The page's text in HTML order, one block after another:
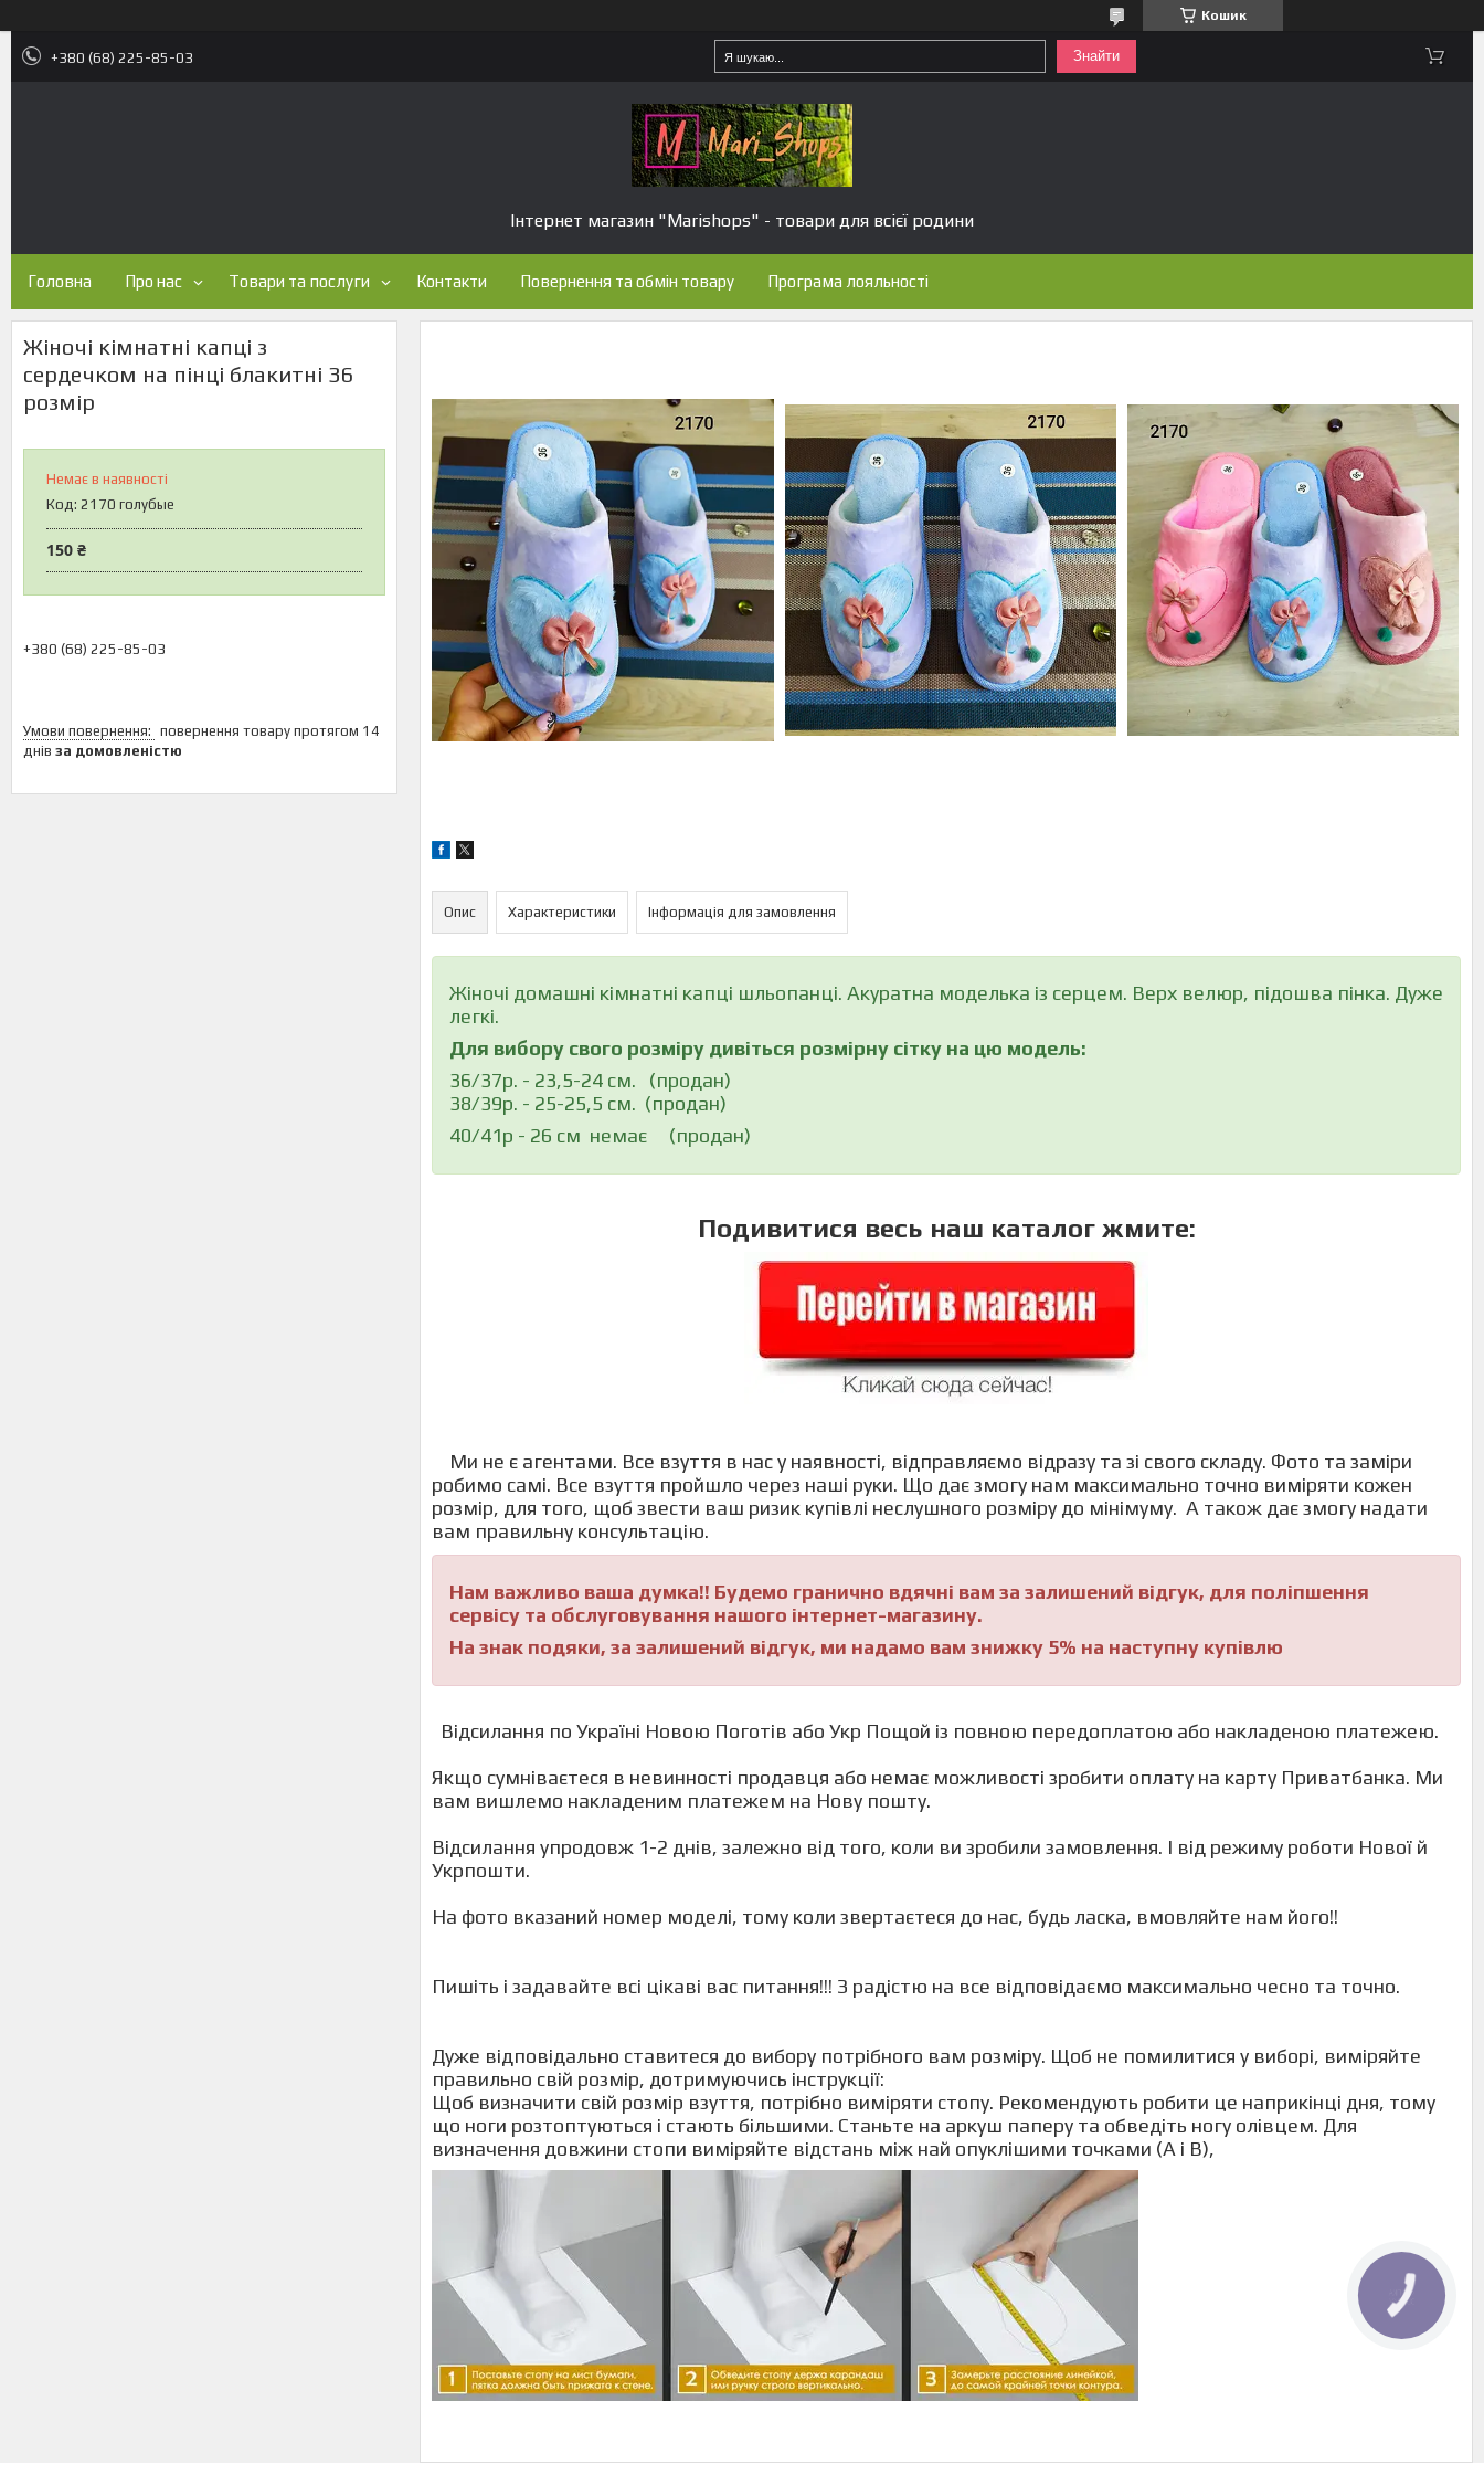
Кошик
+380 (68) 225-85-03 Знайти
Інтернет магазин "Marishops" - товари для всієї родини
Головна Про нас Товари та послуги Контакти Повернення та обмін товару Програма лояльності
Жіночі кімнатні капці з
сердечком на пінці блакитні 36
розмір
Немає в наявності
Код: 2170 голубые
150 ₴
+380 (68) 225-85-03
повернення товару протягом 14
днів за домовленістю
Опис Характеристики Інформація для замовлення
Жіночі домашні кімнатні капці шльопанці. Акуратна моделька із серцем. Верх велюр, підошва пінка. Дуже
легкі.
Для вибору свого розміру дивіться розмірну сітку на цю модель:
36/37р. - 23,5-24 см.
(продан)
38/39р. - 25-25,5 см. (продан)
40/41р - 26 см немає (продан)
Подивитися весь наш каталог жмите:
Ми не є агентами. Все взуття в нас у наявності, відправляємо відразу та зі свого складу. Фото та заміри
робимо самі. Все взуття пройшло через наші руки. Що дає змогу нам максимально точно виміряти кожен
розмір, для того, щоб звести ваш ризик купівлі неслушного розміру до мінімуму. А також дає змогу надати
вам правильну консультацію.
Нам важливо ваша думка!! Будемо гранично вдячні вам за залишений відгук, для поліпшення
сервісу та обслуговування нашого інтернет-магазину.
На знак подяки, за залишений відгук, ми надамо вам знижку 5% на наступну купівлю
Відсилання по Україні Новою Поготів або Укр Пощой із повною передоплатою або накладеною платежею.
Якщо сумніваєтеся в невинності продавця або немає можливості зробити оплату на карту Приватбанка. Ми
вам вишлемо накладеним платежем на Нову пошту.
Відсилання упродовж 1-2 днів, залежно від того, коли ви зробили замовлення. І від режиму роботи Нової й
Укрпошти.
На фото вказаний номер моделі, тому коли звертаєтеся до нас, будь ласка, вмовляйте нам його!!
Пишіть і задавайте всі цікаві вас питання!!! З радістю на все відповідаємо максимально чесно та точно.
Дуже відповідально ставитеся до вибору потрібного вам розміру. Щоб не помилитися у виборі, виміряйте
правильно свій розмір, дотримуючись інструкції:
Щоб визначити свій розмір взуття, потрібно виміряти стопу. Рекомендують робити це наприкінці дня, тому
що ноги розтоптуються і стають більшими. Станьте на аркуш паперу та обведіть ногу олівцем. Для
визначення довжини стопи виміряйте відстань між най опуклішими точками (A і B),